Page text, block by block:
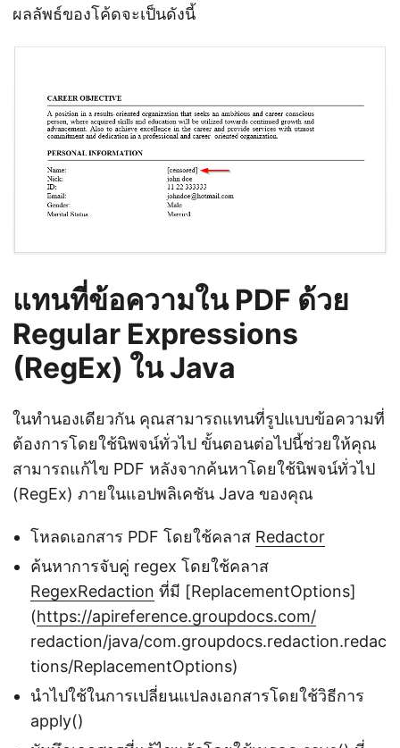
ผลลัพธ์ของโค้ดจะเป็นดังนี้
แทนที่ข้อความใน PDF ด้วย
Regular Expressions
(RegEx) ใน Java
ในทำนองเดียวกัน คุณสามารถแทนที่รูปแบบข้อความที่
ต้องการโดยใช้นิพจน์ทั่วไป ขั้นตอนต่อไปนี้ช่วยให้คุณ
สามารถแก้ไข PDF หลังจากค้นหาโดยใช้นิพจน์ทั่วไป
(RegEx) ภายในแอปพลิเคชัน Java ของคุณ
โหลดเอกสาร PDF โดยใช้คลาส Redactor
ค้นหาการจับคู่ regex โดยใช้คลาส
RegexRedaction ที่มี [ReplacementOptions]
(https://apireference.groupdocs.com/
redaction/java/com.groupdocs.redaction.redac
tions/ReplacementOptions)
นำไปใช้ในการเปลี่ยนแปลงเอกสารโดยใช้วิธีการ
apply()